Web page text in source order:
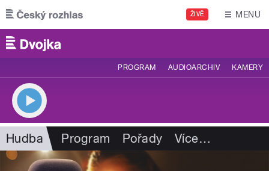
Přejít k hlavnímu obsahu
ŽIVĚ MENU
PROGRAM AUDIOARCHIV KAMERY
Hudba Program Pořady Více…